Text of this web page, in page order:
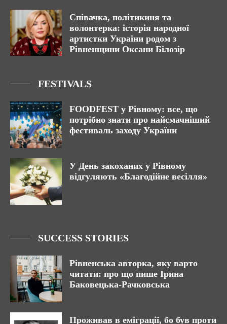
Співачка, політикиня та
волонтерка: історія народної
артистки України родом з
Рівненщини Оксани Білозір
FESTIVALS
FOODFEST у Рівному: все, що
потрібно знати про найсмачніший
фестиваль заходу України
У День закоханих у Рівному
відгуляють «Благодійне весілля»
SUCCESS STORIES
Рівненська авторка, яку варто
читати: про що пише Ірина
Баковецька-Рачковська
Проживав в еміграції, бо був проти